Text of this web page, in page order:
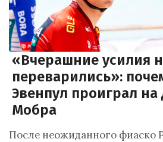
«Вчерашние усилия
переварились»:
Эвенпул проиграл
Мобра
После неожиданного фиаско